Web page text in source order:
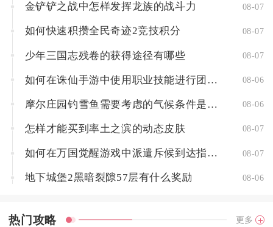
金铲铲之战中怎样发挥龙族的战斗力 08-07
如何快速积攒全民奇迹2竞技积分 08-07
少年三国志残卷的获得途径有哪些 08-07
如何在诛仙手游中使用职业技能进行团队配合 08-06
摩尔庄园钓雪鱼需要考虑的气候条件是什么 08-06
怎样才能买到率土之滨的动态皮肤 08-07
如何在万国觉醒游戏中派遣斥候到达指定地点 08-07
地下城堡2黑暗裂隙57层有什么奖励 08-06
热门攻略 更多